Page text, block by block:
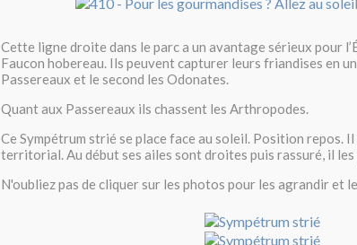
Cette ligne droite dans le parc a un avantage sérieux pour
Faucon hobereau. Ils peuvent capturer leurs friandises en
Passereaux et le second les Odonates.
Quant aux Passereaux ils chassent les Arthropodes.
Ce Sympétrum strié se place face au soleil. Position repos.
territorial. Au début ses ailes sont droites puis rassuré, il les
N'oubliez pas de cliquer sur les photos pour les agrandir et